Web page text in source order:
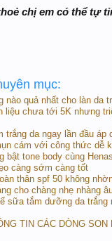
chị em có thể tự
mục:
nào quả nhất cho làn da
liệu chưa tới 5K nhưng
trắng da ngay lần đầu áp
cám với công thức dễ
bật tone body cùng
càng sớm càng tốt
thân spf 50 không
cho chàng nhẹ nhàng
sữa tắm dưỡng da trắng
TIN CÁC DÒNG SON